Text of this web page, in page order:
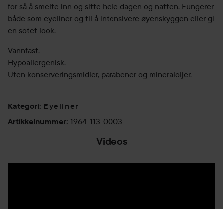
for så å smelte inn og sitte hele dagen og natten. Fungerer
både som eyeliner og til å intensivere øyenskyggen eller gi
en sotet look.
Vannfast.
Hypoallergenisk.
Uten konserveringsmidler, parabener og mineraloljer.
Kategori: Eyeliner
Artikkelnummer: 1964-113-0003
Videos